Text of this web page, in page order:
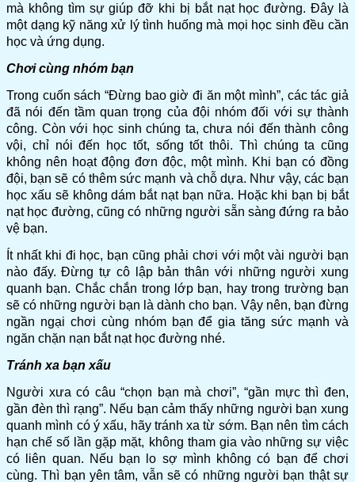
mà không tìm sự giúp đỡ khi bị bắt nạt học đường. Đây là
một dạng kỹ năng xử lý tình huống mà mọi học sinh đều cần
học và ứng dụng.
Chơi cùng nhóm bạn
Trong cuốn sách “Đừng bao giờ đi ăn một mình”, các tác giả
đã nói đến tầm quan trọng của đội nhóm đối với sự thành
công. Còn với học sinh chúng ta, chưa nói đến thành công
vội, chỉ nói đến học tốt, sống tốt thôi. Thì chúng ta cũng
không nên hoạt động đơn độc, một mình. Khi bạn có đồng
đội, bạn sẽ có thêm sức mạnh và chỗ dựa. Như vậy, các bạn
học xấu sẽ không dám bắt nạt bạn nữa. Hoặc khi bạn bị bắt
nạt học đường, cũng có những người sẵn sàng đứng ra bảo
vệ bạn.
Ít nhất khi đi học, bạn cũng phải chơi với một vài người bạn
nào đấy. Đừng tự cô lập bản thân với những người xung
quanh bạn. Chắc chắn trong lớp bạn, hay trong trường bạn
sẽ có những người bạn là dành cho bạn. Vậy nên, bạn đừng
ngần ngại chơi cùng nhóm bạn để gia tăng sức mạnh và
ngăn chặn nạn bắt nạt học đường nhé.
Tránh xa bạn xấu
Người xưa có câu “chọn bạn mà chơi”, “gần mực thì đen,
gần đèn thì rạng”. Nếu bạn cảm thấy những người bạn xung
quanh mình có ý xấu, hãy tránh xa từ sớm. Bạn nên tìm cách
hạn chế số lần gặp mặt, không tham gia vào những sự việc
có liên quan. Nếu bạn lo sợ mình không có bạn để chơi
cùng. Thì bạn yên tâm, vẫn sẽ có những người bạn thật sự